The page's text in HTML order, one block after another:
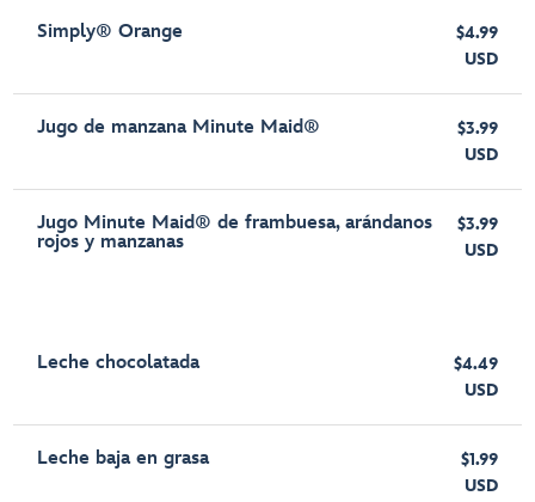
Simply® Orange
$4.99
USD
Jugo de manzana Minute Maid®
$3.99
USD
Jugo Minute Maid® de frambuesa, arándanos
rojos y manzanas
$3.99
USD
Leche chocolatada
$4.49
USD
Leche baja en grasa
$1.99
USD